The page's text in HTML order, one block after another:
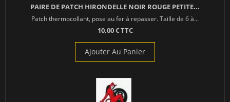
PAIRE DE PATCH HIRONDELLE NOIR ROUGE PETITE...
Patch thermocollant, pose au fer à repasser. Taille de 6 à...
10,00 € TTC
Ajouter Au Panier